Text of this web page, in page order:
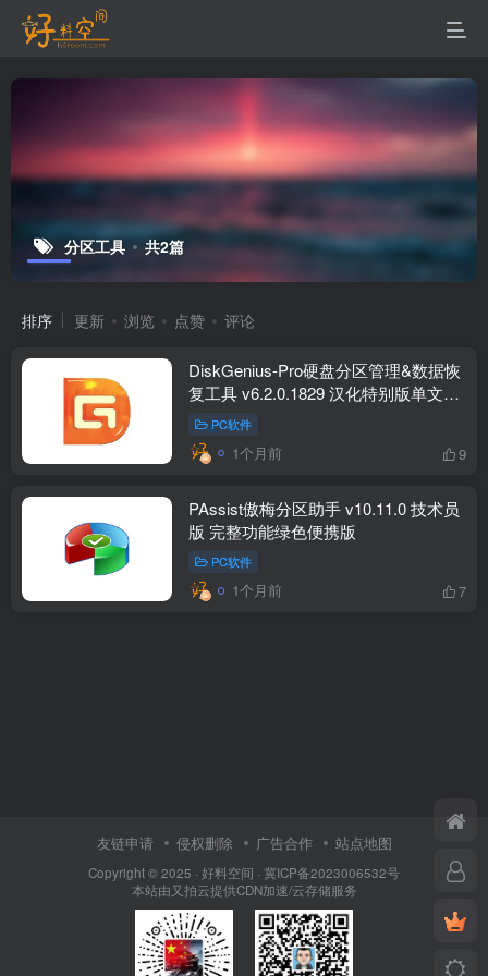
分区工具 共2篇
排序 更新 浏览 点赞 评论
DiskGenius-Pro硬盘分区管理&数据恢
复工具 v6.2.0.1829 汉化特别版单文件
版
PC软件
1个月前 9
PAssist傲梅分区助手 v10.11.0 技术员
版 完整功能绿色便携版
PC软件
1个月前 7
友链申请 侵权删除 广告合作 站点地图
Copyright © 2025 · 好料空间 · 冀ICP备2023006532号
本站由又拍云提供CDN加速/云存储服务